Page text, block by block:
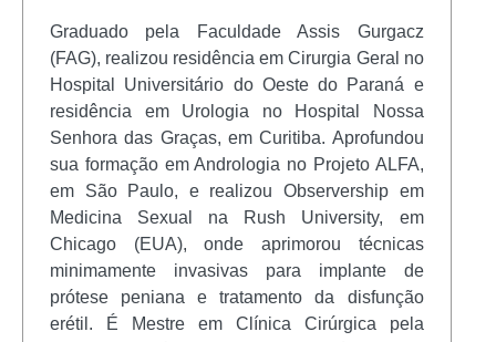
Graduado pela Faculdade Assis Gurgacz
(FAG), realizou residência em Cirurgia Geral no
Hospital Universitário do Oeste do Paraná e
residência em Urologia no Hospital Nossa
Senhora das Graças, em Curitiba. Aprofundou
sua formação em Andrologia no Projeto ALFA,
em São Paulo, e realizou Observership em
Medicina Sexual na Rush University, em
Chicago (EUA), onde aprimorou técnicas
minimamente invasivas para implante de
prótese peniana e tratamento da disfunção
erétil. É Mestre em Clínica Cirúrgica pela